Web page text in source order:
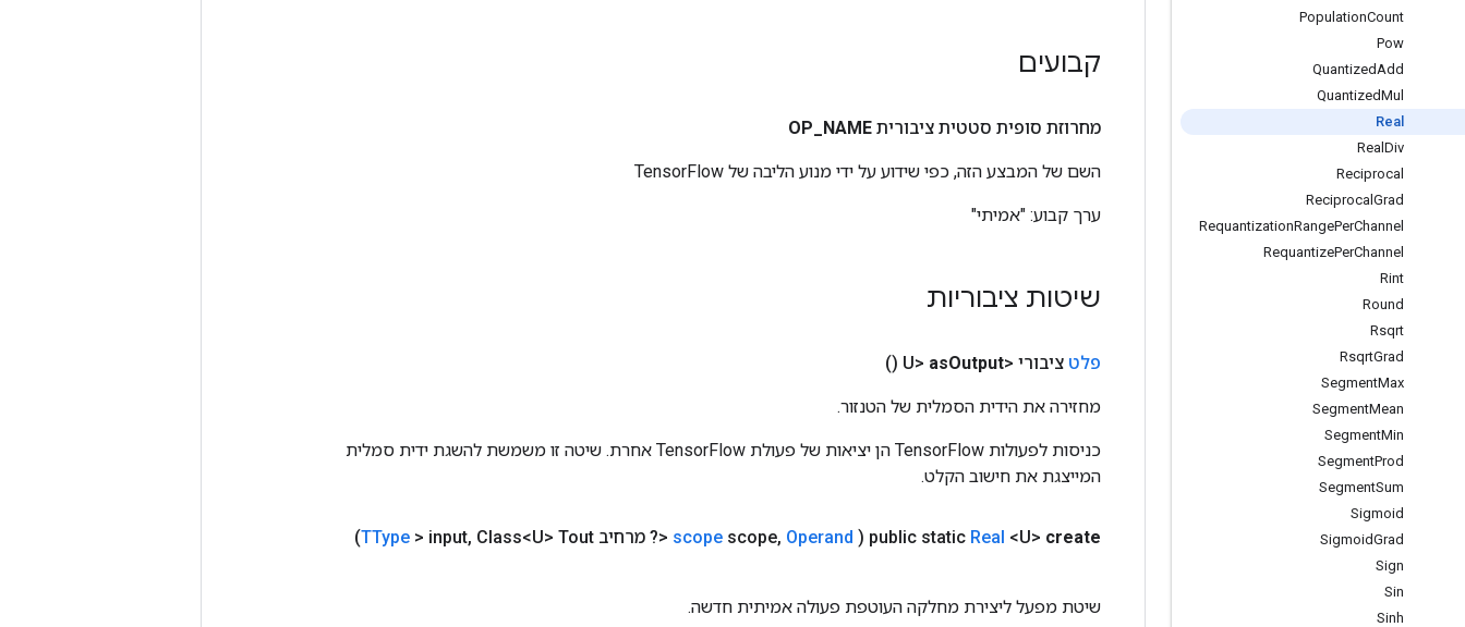
PopulationCount
Pow
QuantizedAdd
QuantizedMul
Real
Real Div
Reciprocal
Reciprocal Grad
RequantizationRangePerChannel
RequantizePerChannel
Rint
Round
Rsqrt
RsqrtGrad
SegmentMax
SegmentMean
SegmentMin
SegmentProd
SegmentSum
Sigmoid
SigmoidGrad
Sign
Sin
Sinh
קבועים
מחרוזת סופית סטטית ציבורית OP NAME
השם של המבצע הזה, כפי שידוע על ידי מנוע הליבה של TensorFlow
ערך קבוע: "אמיתי"
שיטות ציבוריות
פלט ציבורי <U> asOutput
()
מחזירה את הידית הסמלית של הטנזור.
כניסות לפעולות TensorFlow הן יציאות של פעולת TensorFlow אחרת. שיטה זו משמשת להשגת ידית סמלית
המייצגת את חישוב הקלט.
public static Real <U> create
(
scope scope, Operand <? מרחיב TType > input, Class<U> Tout)
שיטת מפעל ליצירת מחלקה העוטפת פעולה אמיתית חדשה.